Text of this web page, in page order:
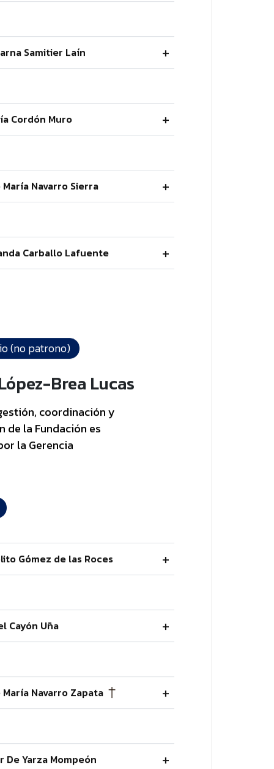
Samitier Laín
Cordón Muro
María Navarro Sierra
Carballo Lafuente
(no patrono)
Brea Lucas
coordinación y
de la Fundación es
la Gerencia
Gómez de las Roces
Cayón Uña
María Navarro Zapata
De Yarza Mompeón